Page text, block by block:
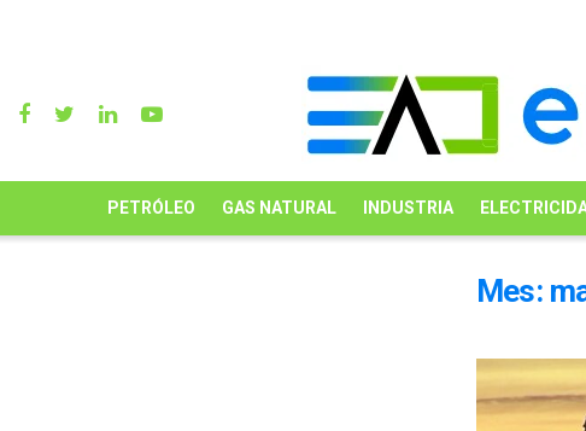
PETRÓLEO GAS NATURAL INDUSTRIA
Mes: